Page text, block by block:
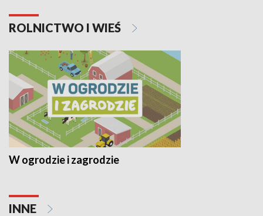
ROLNICTWO I WIEŚ
W ogrodzie i zagrodzie
INNE